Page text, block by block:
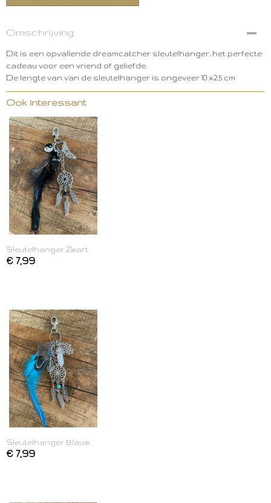
Omschrijving
Dit is een opvallende dreamcatcher sleutelhanger, het perfecte
cadeau voor een vriend of geliefde.
De lengte van van de sleutelhanger is ongeveer 10 x2.5 cm
Ook interessant
Sleutelhanger Zwart
€ 7,99
Sleutelhanger Blauw
€ 7,99